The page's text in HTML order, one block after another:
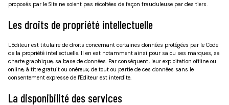
proposés par le Site ne soient pas récoltées de façon frauduleuse par des tiers.
Les droits de propriété intellectuelle
L'Editeur est titulaire de droits concernant certaines données protégées par le Code
de la propriété intellectuelle. Il en est notamment ainsi pour sa ou ses marques, sa
charte graphique, sa base de données. Par conséquent, leur exploitation offline ou
online, à titre gratuit ou onéreux, de tout ou partie de ces données sans le
consentement expresse de l'Editeur est interdite.
La disponibilité des services